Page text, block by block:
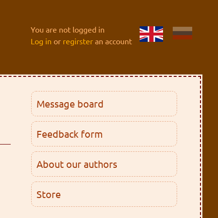
You are not logged in
Log in or regirsteran account
Message board
Feedback form
About our authors
Store